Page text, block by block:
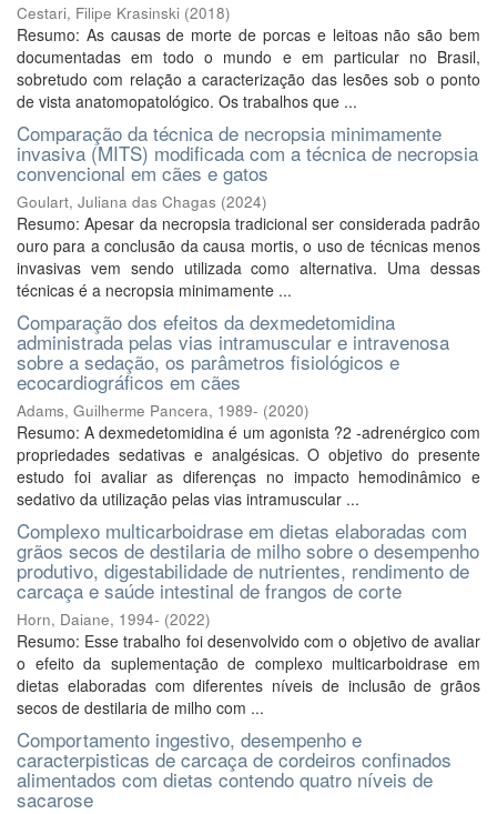
Cestari, Filipe Krasinski (2018)
Resumo: As causas de morte de porcas e leitoas não são bem
documentadas em todo o mundo e em particular no Brasil,
sobretudo com relação a caracterização das lesões sob o ponto
de vista anatomopatológico. Os trabalhos que ...
Comparação da técnica de necropsia minimamente
invasiva (MITS) modificada com a técnica de necropsia
convencional em cães e gatos
Goulart, Juliana das Chagas (2024)
Resumo: Apesar da necropsia tradicional ser considerada padrão
ouro para a conclusão da causa mortis, o uso de técnicas menos
invasivas vem sendo utilizada como alternativa. Uma dessas
técnicas é a necropsia minimamente ...
Comparação dos efeitos da dexmedetomidina
administrada pelas vias intramuscular e intravenosa
sobre a sedação, os parâmetros fisiológicos e
ecocardiográficos em cães
Adams, Guilherme Pancera, 1989- (2020)
Resumo: A dexmedetomidina é um agonista ?2 -adrenérgico com
propriedades sedativas e analgésicas. O objetivo do presente
estudo foi avaliar as diferenças no impacto hemodinâmico e
sedativo da utilização pelas vias intramuscular ...
Complexo multicarboidrase em dietas elaboradas com
grãos secos de destilaria de milho sobre o desempenho
produtivo, digestabilidade de nutrientes, rendimento de
carcaça e saúde intestinal de frangos de corte
Horn, Daiane, 1994- (2022)
Resumo: Esse trabalho foi desenvolvido com o objetivo de avaliar
o efeito da suplementação de complexo multicarboidrase em
dietas elaboradas com diferentes níveis de inclusão de grãos
secos de destilaria de milho com ...
Comportamento ingestivo, desempenho e
caracterpisticas de carcaça de cordeiros confinados
alimentados com dietas contendo quatro níveis de
sacarose